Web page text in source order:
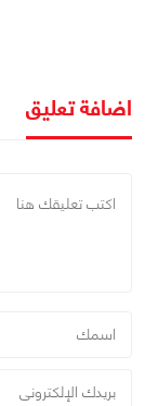
اضافة تعليق